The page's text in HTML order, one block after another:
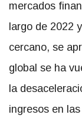
mercados
largo de 2022
cercano, se
global se ha
la
ingresos en